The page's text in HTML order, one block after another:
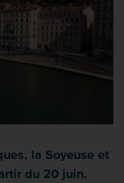
la Soyeuse et
du 20 juin,